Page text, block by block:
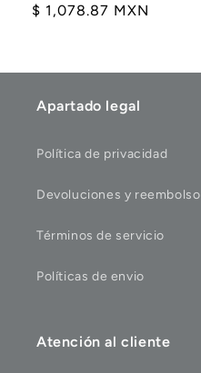
Precio
$ 1,078.87 MXN
Apartado legal
Política de privacidad
Devoluciones y reembolso
Términos de servicio
Políticas de envio
Atención al cliente